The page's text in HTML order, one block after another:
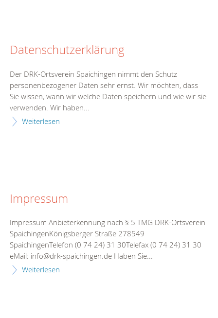
Datenschutzerklärung
Der DRK-Ortsverein Spaichingen nimmt den Schutz
personenbezogener Daten sehr ernst. Wir möchten, dass
Sie wissen, wann wir welche Daten speichern und wie wir sie
verwenden. Wir haben...
Weiterlesen
Impressum
Impressum Anbieterkennung nach § 5 TMG DRK-Ortsverein
SpaichingenKönigsberger Straße 278549
SpaichingenTelefon (0 74 24) 31 30Telefax (0 74 24) 31 30
eMail: info@drk-spaichingen.de Haben Sie...
Weiterlesen